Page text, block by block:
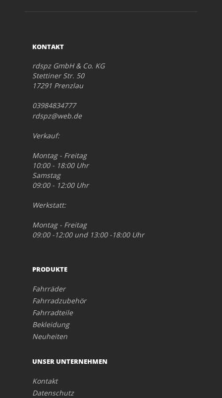
KONTAKT
rdspz GmbH & Co. KG
Stettiner Str. 50
17291 Prenzlau
03984834777
rdspz@web.de
Verkauf:
Montag - Freitag
10:00 - 18:00 Uhr
Samstag
09:00 - 12:00 Uhr
Werkstatt:
Montag - Freitag
09:00 -12:00 und 13:00 -18:00 Uhr
PRODUKTE
Fahrräder
Fahrradzubehör
Fahrradteile
Bekleidung
Neuheiten
UNSER UNTERNEHMEN
Kontakt
Datenschutz